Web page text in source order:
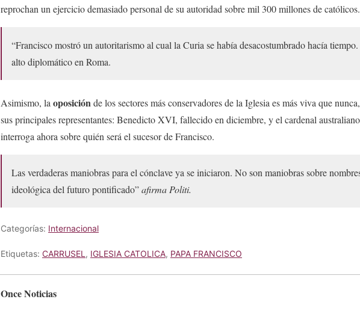
reprochan un ejercicio demasiado personal de su autoridad sobre mil 300 millones de católicos.
“Francisco mostró un autoritarismo al cual la Curia se había desacostumbrado hacía
alto diplomático en Roma.
Asimismo, la oposiciónde los sectores más conservadores de la Iglesia es más viva que
sus principales representantes: Benedicto XVI, fallecido en diciembre, y el cardenal
interroga ahora sobre quién será el sucesor de Francisco.
Las verdaderas maniobras para el cónclave ya se iniciaron. No son maniobras sobre
ideológica del futuro pontificado”afirma Politi.
Categorías: Internacional
Etiquetas: CARRUSEL , IGLESIA CATOLICA, PAPA FRANCISCO
Once Noticias